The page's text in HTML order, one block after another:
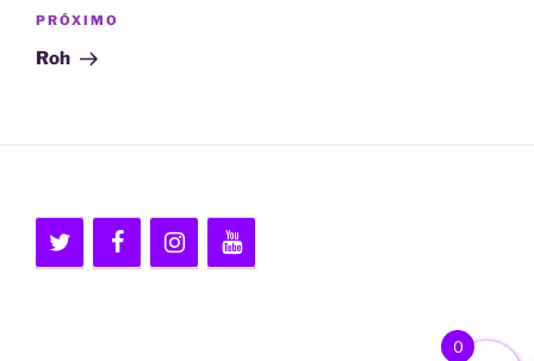
Próximo
post
PRÓXIMO
Roh
0